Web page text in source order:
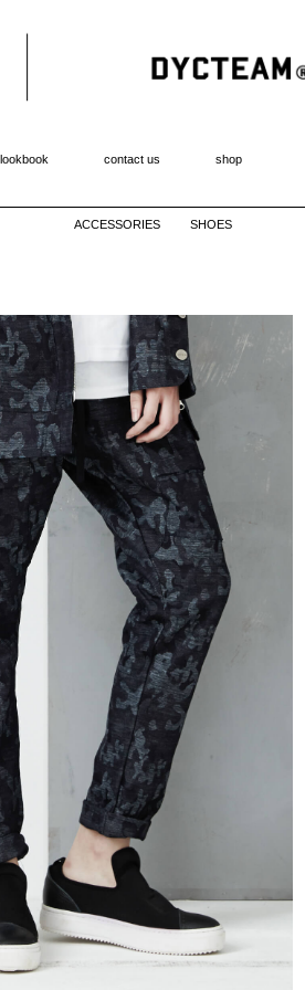
lookbook contact us shop
ACCESSORIES SHOES